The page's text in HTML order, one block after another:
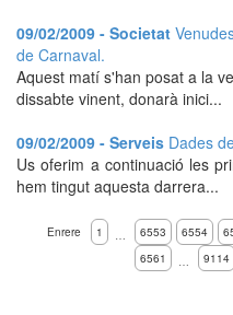
09/02/2009 - Societat
de Carnaval.
Aquest matí s'han posat a la
dissabte vinent, donarà inici...
09/02/2009 - Serveis Dades
Us oferim a continuació les
hem tingut aquesta darrera...
Enrere 1 … 6553 6554
6561
… 9114